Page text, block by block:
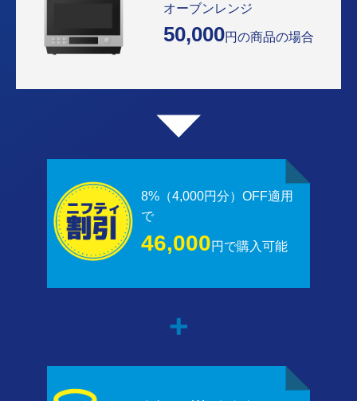
オーブンレンジ
50,000円の商品の場合
8%（4,000円分）OFF適用
で
46,000円で購入可能